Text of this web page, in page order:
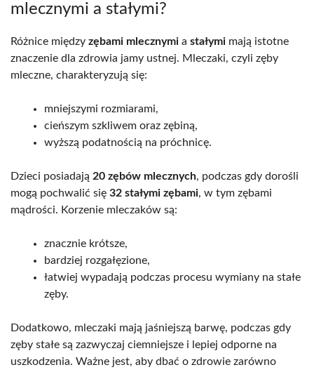
mlecznymi a stałymi?
Różnice między zębami mlecznymi a stałymi mają istotne
znaczenie dla zdrowia jamy ustnej. Mleczaki, czyli zęby
mleczne, charakteryzują się:
mniejszymi rozmiarami,
cieńszym szkliwem oraz zębiną,
wyższą podatnością na próchnicę.
Dzieci posiadają 20 zębów mlecznych, podczas gdy dorośli
mogą pochwalić się 32 stałymi zębami, w tym zębami
mądrości. Korzenie mleczaków są:
znacznie krótsze,
bardziej rozgałęzione,
łatwiej wypadają podczas procesu wymiany na stałe
zęby.
Dodatkowo, mleczaki mają jaśniejszą barwę, podczas gdy
zęby stałe są zazwyczaj ciemniejsze i lepiej odporne na
uszkodzenia. Ważne jest, aby dbać o zdrowie zarówno